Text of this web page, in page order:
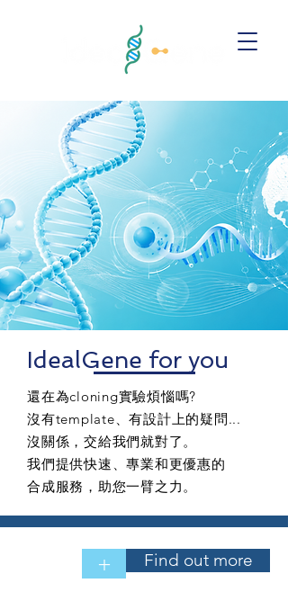
IdealGene for you
還在為cloning實驗煩惱嗎?
沒有template、有設計上的疑問...
沒關係，交給我們就對了。
我們提供快速、專業和更優惠的
合成服務，助您一臂之力。
+ Find out more